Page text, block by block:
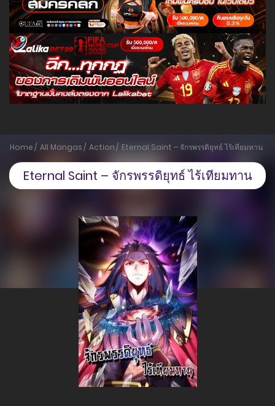
Home All Mangas Action Eternal Saint – จักรพรรดิยุทธ์ ไร้เทียมทาน
Eternal Saint – จักรพรรดิยุทธ์ ไร้เทียมทาน